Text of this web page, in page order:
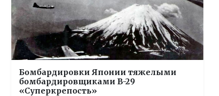
Бомбардировки Японии тяжелыми
бомбардировщиками B-29
«Суперкрепость»